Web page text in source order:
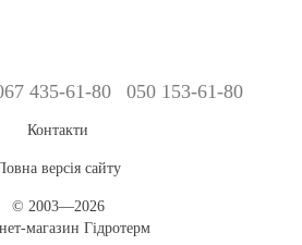
435-61-80 050 153-61-80
Контакти
версія сайту
© 2003—2026
магазин Гідротерм